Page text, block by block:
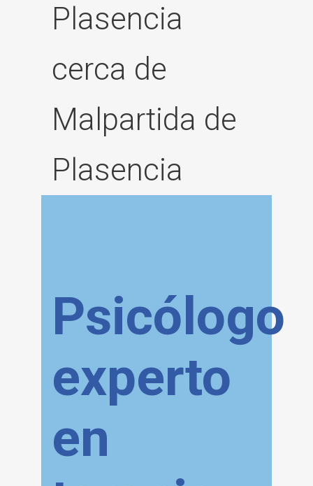
Plasencia
cerca de
Malpartida de
Plasencia
Psicólogo
experto
en